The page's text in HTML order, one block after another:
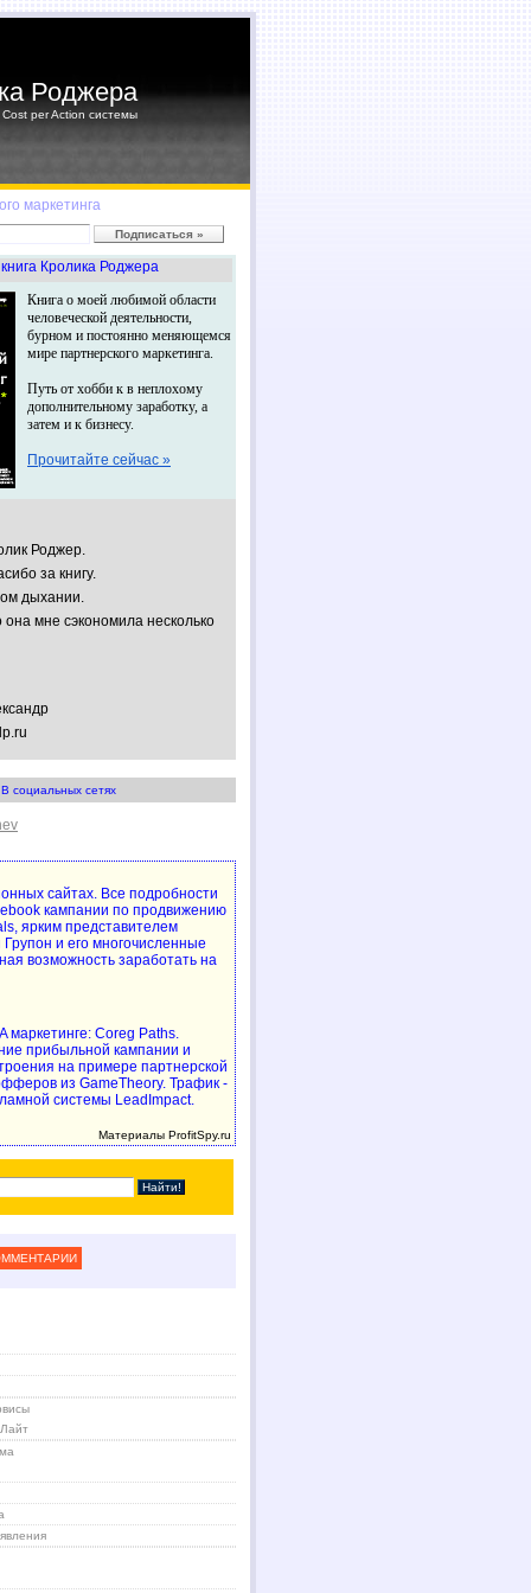
Роджера
per Action системы
маркетинга
Кролика Роджера
Книга о моей любимой области
человеческой деятельности,
бурном и постоянно меняющемся
мире партнерского маркетинга.
Путь от хобби к в неплохому
дополнительному заработку, а
затем и к бизнесу.
Прочитайте сейчас »
Роджер.
за книгу.
дыхании.
мне сэкономила несколько
В социальных сетях
сайтах. Все подробности
кампании по продвижению
ярким представителем
и его многочисленные
возможность заработать на
маркетинге: Coreg Paths.
прибыльной кампании и
на примере партнерской
из GameTheory. Трафик -
системы LeadImpact.
Материалы ProfitSpy.ru